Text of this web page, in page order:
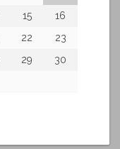
15
16
22
23
29
30